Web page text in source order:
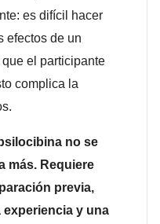
es difícil hacer
efectos de un
el participante
complica la
no se
más. Requiere
previa,
y una